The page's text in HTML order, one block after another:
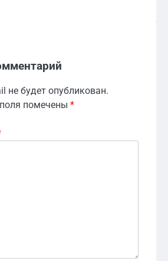
не будет опубликован.
помечены *